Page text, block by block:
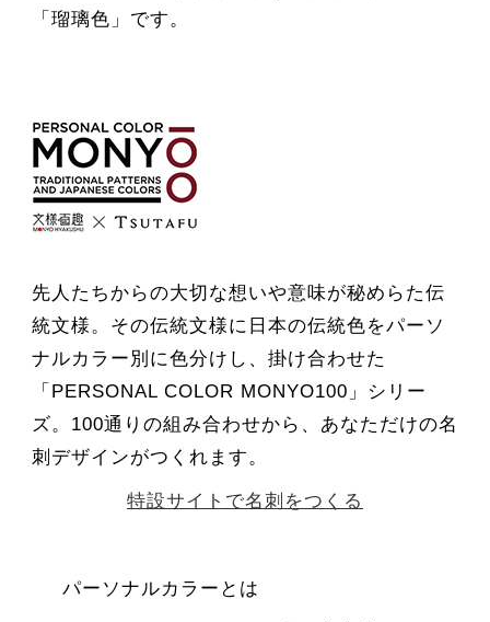
「瑠璃色」です。
先人たちからの大切な想いや意味が秘めらた伝
統文様。その伝統文様に日本の伝統色をパーソ
ナルカラー別に色分けし、掛け合わせた
「PERSONAL COLOR MONYO100」シリー
ズ。100通りの組み合わせから、あなただけの名
刺デザインがつくれます。
特設サイトで名刺をつくる
パーソナルカラーとは